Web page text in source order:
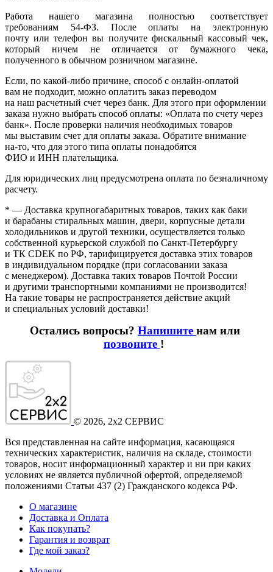
Работа нашего магазина полностью соответствует
требованиям 54-ФЗ. После оплаты на электронную
почту или телефон вы получите фискальный кассовый чек,
который ничем не отличается от бумажного чека,
полученного в обычном розничном магазине.
Если, по какой-либо причине, способ с онлайн-оплатой
вам не подходит, можно оплатить заказ переводом
на наш расчетный счет через банк. Для этого при оформлении
заказа нужно выбрать способ оплаты: «Оплата по счету через
банк». После проверки наличия необходимых товаров
мы выставим счет для оплаты заказа. Обратите внимание
на-то, что для этого типа оплаты понадобятся
ФИО и ИНН плательщика.
Для юридических лиц предусмотрена оплата по безналичному
расчету.
* — Доставка крупногабаритных товаров, таких как баки
и барабаны стиральных машин, двери, корпусные детали
холодильников и другой техники, осуществляется только
собственной курьерской службой по Санкт-Петербургу
и ТК CDEK по РФ, тарифицируется доставка этих товаров
в индивидуальном порядке (при согласовании заказа
с менеджером). Доставка таких товаров Почтой России
и другими транспортными компаниями не производится!
На такие товары не распространяется действие акций
и специальных условий доставки!
Остались вопросы? Напишите нам или
позвоните !
© 2026, 2x2 СЕРВИС
Вся представленная на сайте информация, касающаяся
технических характеристик, наличия на складе, стоимости
товаров, носит информационный характер и ни при каких
условиях не является публичной офертой, определяемой
положениями Статьи 437 (2) Гражданского кодекса РФ.
О магазине
Доставка и Оплата
Как покупать?
Гарантия и возврат
Где мой заказ?